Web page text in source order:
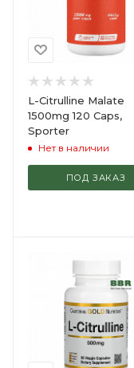
L-Citrulline Malate
1500mg 120 Caps,
Sporter
Нет в наличии
ПОД ЗАКАЗ